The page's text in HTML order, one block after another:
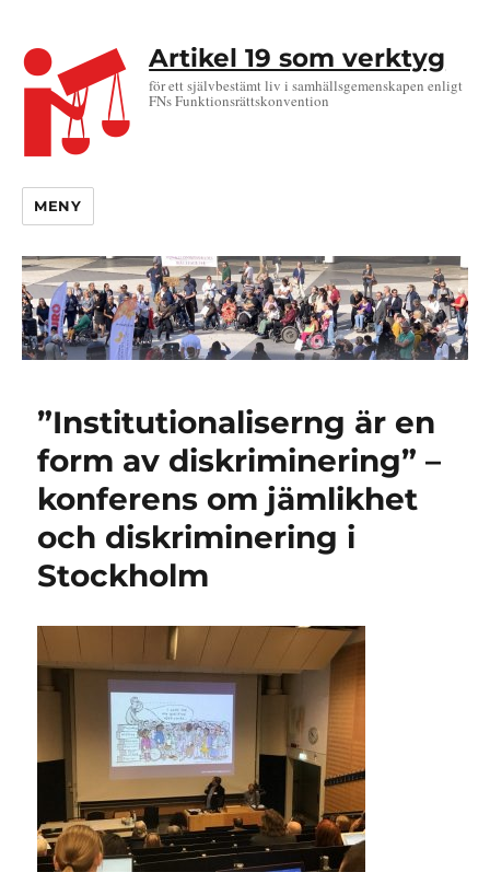
Artikel 19 som verktyg
för ett självbestämt liv i samhällsgemenskapen enligt
FNs Funktionsrättskonvention
MENY
”Institutionaliserng är en
form av diskriminering” –
konferens om jämlikhet
och diskriminering i
Stockholm